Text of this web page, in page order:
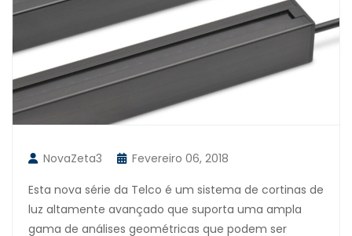
NovaZeta3
Fevereiro 06, 2018
Esta nova série da Telco é um sistema de cortinas de
luz altamente avançado que suporta uma ampla
gama de análises geométricas que podem ser